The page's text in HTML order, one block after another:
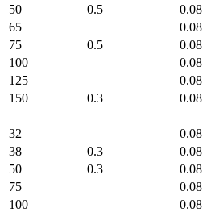
50
0.5 0.08
65
0.08
75
0.5 0.08
100
0.08
125
0.08
150
0.3 0.08
32
0.08
38
0.3 0.08
50
0.3 0.08
75
0.08
100
0.08